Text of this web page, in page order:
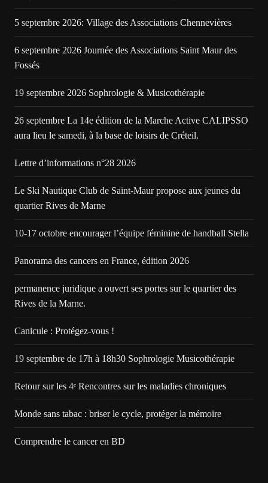
5 septembre 2026: Village des Associations Chennevières
6 septembre 2026 Journée des Associations Saint Maur des
Fossés
19 septembre 2026 Sophrologie & Musicothérapie
26 septembre La 14e édition de la Marche Active CALIPSSO
aura lieu le samedi, à la base de loisirs de Créteil.
Lettre d’informations n°28 2026
Le Ski Nautique Club de Saint-Maur propose aux jeunes du
quartier Rives de Marne
10-17 octobre encourager l’équipe féminine de handball Stella
Panorama des cancers en France, édition 2026
permanence juridique a ouvert ses portes sur le quartier des
Rives de la Marne.
Canicule : Protégez-vous !
19 septembre de 17h à 18h30 Sophrologie Musicothérapie
Retour sur les 4ᵉ Rencontres sur les maladies chroniques
Monde sans tabac : briser le cycle, protéger la mémoire
Comprendre le cancer en BD